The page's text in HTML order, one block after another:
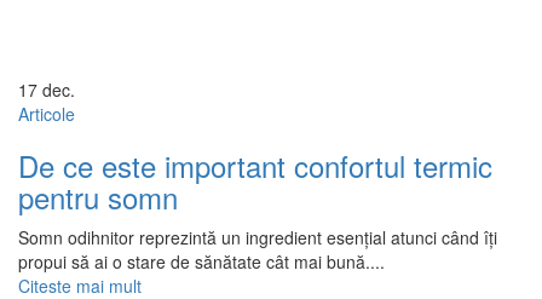
17 dec.
Articole
De ce este important confortul termic
pentru somn
Somn odihnitor reprezintă un ingredient esențial atunci când îți
propui să ai o stare de sănătate cât mai bună....
Citeste mai mult